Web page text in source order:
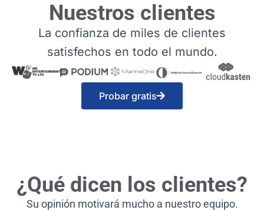
Nuestros clientes
La confianza de miles de clientes
satisfechos en todo el mundo.
Probar gratis
¿Qué dicen los clientes?
Su opinión motivará mucho a nuestro equipo.